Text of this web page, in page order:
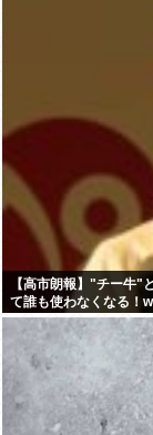
【高市朗報】"チー牛"
て誰も使わなくなる！